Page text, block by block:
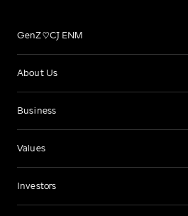
GenZ♡CJ ENM
About Us
Business
Values
Investors